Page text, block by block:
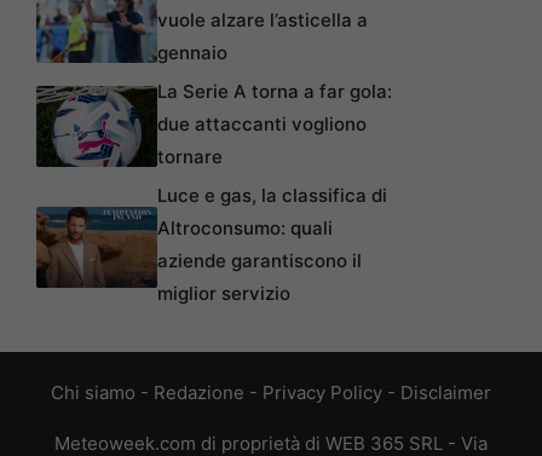
vuole alzare l’asticella a
gennaio
La Serie A torna a far gola:
due attaccanti vogliono
tornare
Luce e gas, la classifica di
Altroconsumo: quali
aziende garantiscono il
miglior servizio
Chi siamo - Redazione - Privacy Policy - Disclaimer
Meteoweek.com di proprietà di WEB 365 SRL - Via